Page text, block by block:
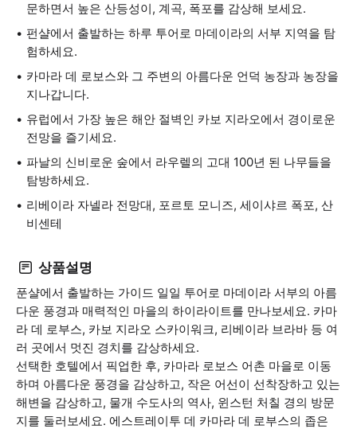
문하면서 높은 산등성이, 계곡, 폭포를 감상해 보세요.
펀샬에서 출발하는 하루 투어로 마데이라의 서부 지역을 탐
험하세요.
카마라 데 로보스와 그 주변의 아름다운 언덕 농장과 농장을
지나갑니다.
유럽에서 가장 높은 해안 절벽인 카보 지라오에서 경이로운
전망을 즐기세요.
파날의 신비로운 숲에서 라우렐의 고대 100년 된 나무들을
탐방하세요.
리베이라 자넬라 전망대, 포르토 모니즈, 세이샤르 폭포, 산
비센테
상품설명
푼샬에서 출발하는 가이드 일일 투어로 마데이라 서부의 아름
다운 풍경과 매력적인 마을의 하이라이트를 만나보세요. 카마
라 데 로부스, 카보 지라오 스카이워크, 리베이라 브라바 등 여
러 곳에서 멋진 경치를 감상하세요.
선택한 호텔에서 픽업한 후, 카마라 로보스 어촌 마을로 이동
하며 아름다운 풍경을 감상하고, 작은 어선이 선착장하고 있는
해변을 감상하고, 물개 수도사의 역사, 윈스턴 처칠 경의 방문
지를 둘러보세요. 에스트레이투 데 카마라 데 로부스의 좁은